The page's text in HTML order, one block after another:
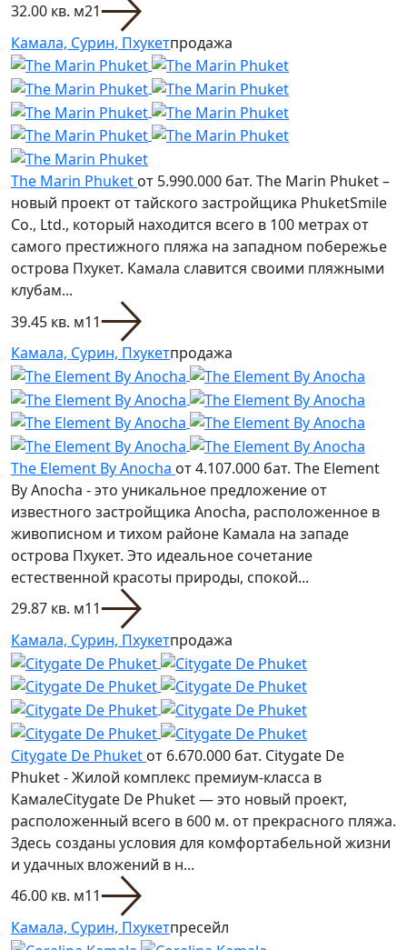
32.00 кв. м21
Камала, Сурин, Пхукетпродажа
The Marin Phuket от 5.990.000 бат. The Marin Phuket –
новый проект от тайского застройщика PhuketSmile
Co., Ltd., который находится всего в 100 метрах от
самого престижного пляжа на западном побережье
острова Пхукет. Камала славится своими пляжными
клубам...
39.45 кв. м11
Камала, Сурин, Пхукетпродажа
The Element By Anocha от 4.107.000 бат. The Element
By Anocha - это уникальное предложение от
известного застройщика Anocha, расположенное в
живописном и тихом районе Камала на западе
острова Пхукет. Это идеальное сочетание
естественной красоты природы, спокой...
29.87 кв. м11
Камала, Сурин, Пхукетпродажа
Citygate De Phuket от 6.670.000 бат. Citygate De
Phuket - Жилой комплекс премиум-класса в
КамалеCitygate De Phuket — это новый проект,
расположенный всего в 600 м. от прекрасного пляжа.
Здесь созданы условия для комфортабельной жизни
и удачных вложений в н...
46.00 кв. м11
Камала, Сурин, Пхукетпресейл